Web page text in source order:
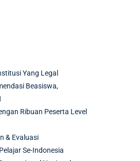
Yang Legal
Beasiswa,
Ribuan Peserta Level
& Evaluasi
Se-Indonesia